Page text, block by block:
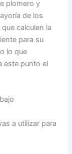
plomero y
de los
calculen la
para su
lo que
este punto el
a utilizar para